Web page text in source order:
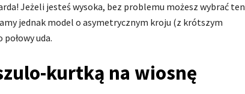
Jeżeli jesteś wysoka, bez problemu możesz wybrać ten
jednak model o asymetrycznym kroju (z krótszym
uda.
kurtką na wiosnę